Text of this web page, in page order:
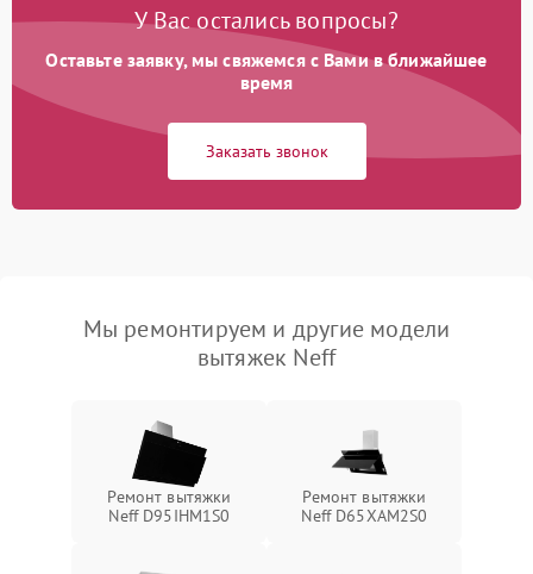
У Вас остались вопросы?
Оставьте заявку, мы свяжемся с Вами в ближайшее
время
Заказать звонок
Мы ремонтируем и другие модели
вытяжек Neff
Ремонт вытяжки
Neff D95IHM1S0
Ремонт вытяжки
Neff D65XAM2S0